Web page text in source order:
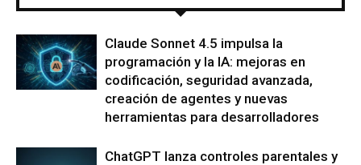
Claude Sonnet 4.5 impulsa la
programación y la IA: mejoras en
codificación, seguridad avanzada,
creación de agentes y nuevas
herramientas para desarrolladores
ChatGPT lanza controles parentales y